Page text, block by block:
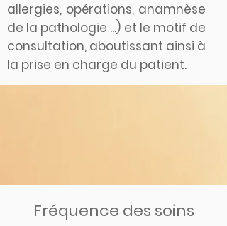
allergies, opérations, anamnèse
de la pathologie ...) et le motif de
consultation, aboutissant ainsi à
la prise en charge du patient.
Fréquence des soins